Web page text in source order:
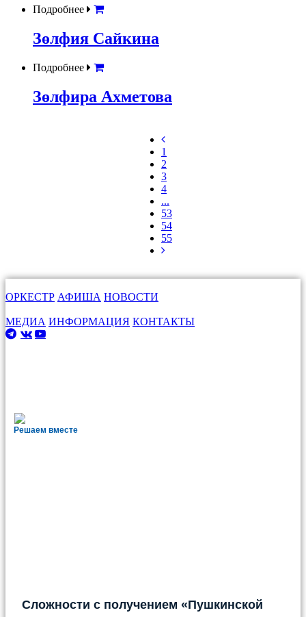
Подробнее
Зөлфия Сайкина
Подробнее
Зөлфира Ахметова
1
2
3
4
...
53
54
55
ОРКЕСТР АФИША НОВОСТИ
МЕДИА ИНФОРМАЦИЯ КОНТАКТЫ
Решаем вместе
Сложности с получением «Пушкинской